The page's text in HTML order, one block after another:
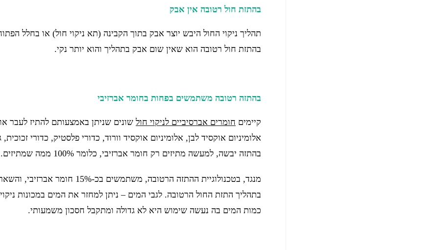
בהתזת חול רטובה אין אבק
תהליך ניקוי החול היבש יוצר אבק בתוך הקבינה (תא ניקוי חול) או בחלל
בהתזת חול רטובה הוא שאין שום אבק בתהליך והוא יותר נקי.
בהתזה רטובה משתמשים בפחות בחומר אברזיבי
קיימים חומרים אברסיביים לניקוי חול שונים שניתן באמצעותם להתיז לעבר
אלומיניום אוקסיד לבן, אלומיניום אוקסיד וורוד, כדורי פלסטיק, כדורי
בהתזה יבשה, למעשה מתיזים רק חומר אברזיבי, כלומר 100% ממה שמתיזים.
מנגד, בטכנולוגיית ההתזה הרטובה,
בתהליך התזת החול הרטובה. לגבי המים – ניתן למחזר את המים במכונות
כמות המים בה נעשה שימוש היא לא גדולה ומתקבל חסכון משמעותי.